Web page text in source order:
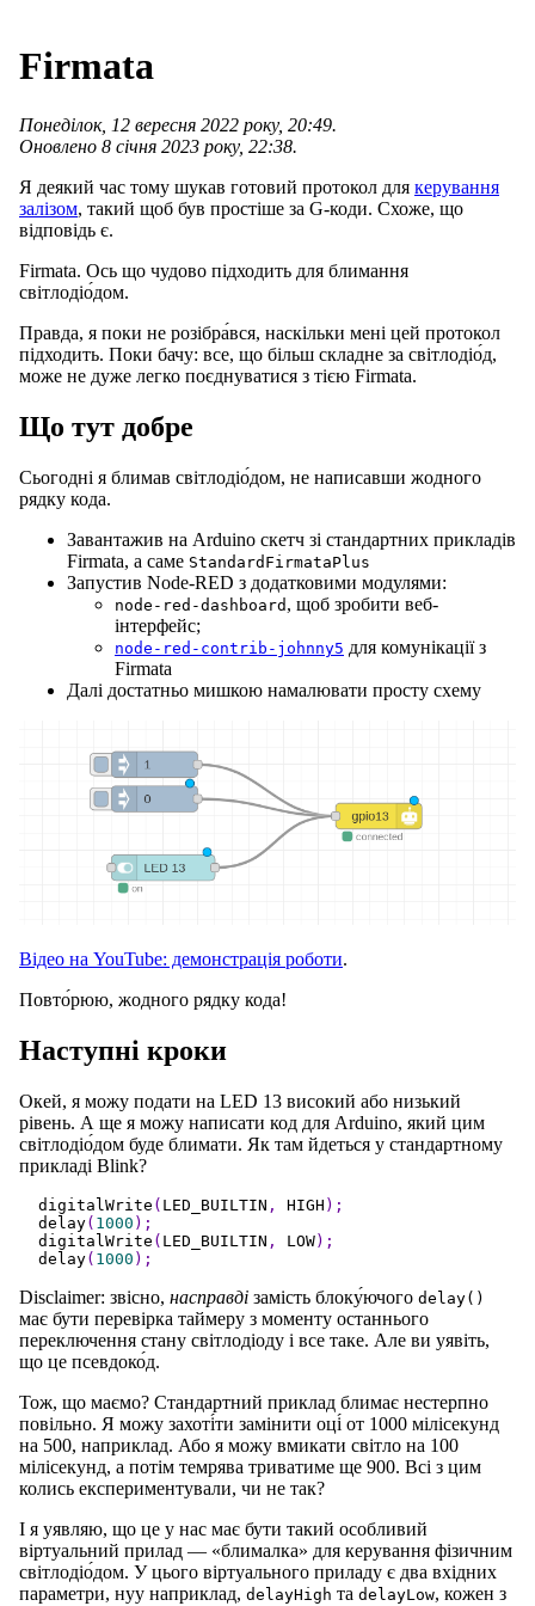
Firmata
Понеділок, 12 вересня 2022 року, 20:49.
Оновлено 8 січня 2023 року, 22:38.
Я деякий час тому шукав готовий протокол для керування
залізом, такий щоб був простіше за G-коди. Схоже, що
відповідь є.
Firmata. Ось що чудово підходить для блимання
світлодіо́дом.
Правда, я поки не розібра́вся, наскільки мені цей протокол
підходить. Поки бачу: все, що більш складне за світлодіо́д,
може не дуже легко поєднуватися з тією Firmata.
Що тут добре
Сьогодні я блимав світлодіо́дом, не написавши жодного
рядку кода.
Завантажив на Arduino скетч зі стандартних прикладів
Firmata, а саме StandardFirmataPlus
Запустив Node-RED з додатковими модулями:
node-red-dashboard , щоб зробити веб-
інтерфейс;
node-red-contrib-johnny5 для комунікації з
Firmata
Далі достатньо мишкою намалювати просту схему
Відео на YouTube: демонстрація роботи.
Повто́рюю, жодного рядку кода!
Наступні кроки
Окей, я можу подати на LED 13 високий або низький
рівень. А ще я можу написати код для Arduino, який цим
світлодіо́дом буде блимати. Як там йдеться у стандартному
прикладі Blink?
digitalWrite ( LED_BUILTIN , HIGH );
delay( 1000 );
digitalWrite ( LED_BUILTIN , LOW);
delay( 1000 );
Disclaimer: звісно, насправді замість блоку́ючого delay()
має бути перевірка таймеру з моменту останнього
переключення стану світлодіоду і все таке. Але ви уявіть,
що це псевдоко́д.
Тож, що маємо? Стандартний приклад блимає нестерпно
повільно. Я можу захоті́ти замінити оці́ от 1000 мілісекунд
на 500, наприклад. Або я можу вмикати світло на 100
мілісекунд, а потім темрява триватиме ще 900. Всі з цим
колись експериментували, чи не так?
І я уявляю, що це у нас має бути такий особливий
віртуальний прилад — «блималка» для керування фізичним
світлодіо́дом. У цього віртуального приладу є два вхідних
параметри, нуу наприклад, delayHigh та delayLow, кожен з